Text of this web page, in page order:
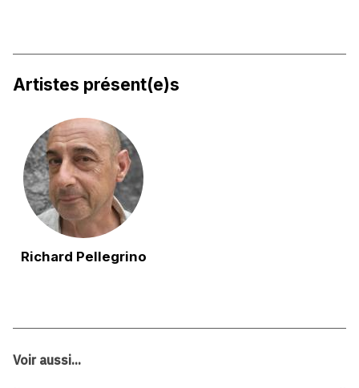
Artistes présent(e)s
Richard Pellegrino
Voir aussi...